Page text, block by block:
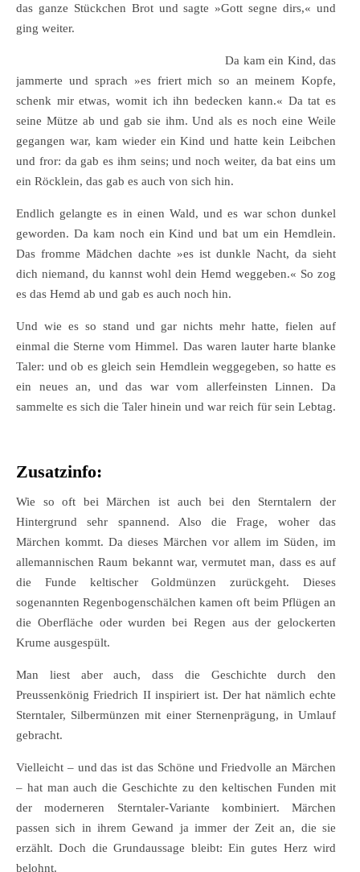
das ganze Stückchen Brot und sagte »Gott segne dirs,« und
ging weiter.
Da kam ein Kind, das
jammerte und sprach »es friert mich so an meinem Kopfe,
schenk mir etwas, womit ich ihn bedecken kann.« Da tat es
seine Mütze ab und gab sie ihm. Und als es noch eine Weile
gegangen war, kam wieder ein Kind und hatte kein Leibchen
und fror: da gab es ihm seins; und noch weiter, da bat eins um
ein Röcklein, das gab es auch von sich hin.
Endlich gelangte es in einen Wald, und es war schon dunkel
geworden. Da kam noch ein Kind und bat um ein Hemdlein.
Das fromme Mädchen dachte »es ist dunkle Nacht, da sieht
dich niemand, du kannst wohl dein Hemd weggeben.« So zog
es das Hemd ab und gab es auch noch hin.
Und wie es so stand und gar nichts mehr hatte, fielen auf
einmal die Sterne vom Himmel. Das waren lauter harte blanke
Taler: und ob es gleich sein Hemdlein weggegeben, so hatte es
ein neues an, und das war vom allerfeinsten Linnen. Da
sammelte es sich die Taler hinein und war reich für sein Lebtag.
Zusatzinfo:
Wie so oft bei Märchen ist auch bei den Sterntalern der
Hintergrund sehr spannend. Also die Frage, woher das
Märchen kommt. Da dieses Märchen vor allem im Süden, im
allemannischen Raum bekannt war, vermutet man, dass es auf
die Funde keltischer Goldmünzen zurückgeht. Dieses
sogenannten Regenbogenschälchen kamen oft beim Pflügen an
die Oberfläche oder wurden bei Regen aus der gelockerten
Krume ausgespült.
Man liest aber auch, dass die Geschichte durch den
Preussenkönig Friedrich II inspiriert ist. Der hat nämlich echte
Sterntaler, Silbermünzen mit einer Sternenprägung, in Umlauf
gebracht.
Vielleicht – und das ist das Schöne und Friedvolle an Märchen
– hat man auch die Geschichte zu den keltischen Funden mit
der moderneren Sterntaler-Variante kombiniert. Märchen
passen sich in ihrem Gewand ja immer der Zeit an, die sie
erzählt. Doch die Grundaussage bleibt: Ein gutes Herz wird
belohnt.